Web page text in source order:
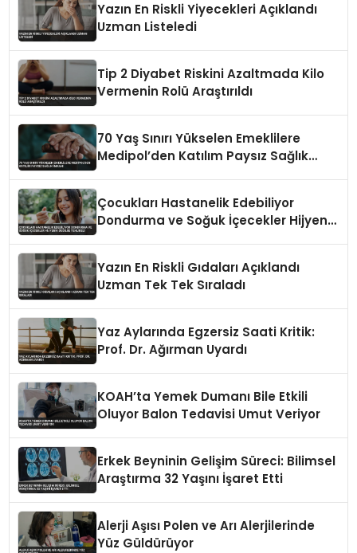
Yazın En Riskli Yiyecekleri Açıklandı
Uzman Listeledi
Tip 2 Diyabet Riskini Azaltmada Kilo
Vermenin Rolü Araştırıldı
70 Yaş Sınırı Yükselen Emeklilere
Medipol’den Katılım Paysız Sağlık
Çocukları Hastanelik Edebiliyor
Dondurma ve Soğuk İçecekler Hijyenik
Yazın En Riskli Gıdaları Açıklandı
Uzman Tek Tek Sıraladı
Yaz Aylarında Egzersiz Saati Kritik:
Prof. Dr. Ağırman Uyardı
KOAH’ta Yemek Dumanı Bile Etkili
Oluyor Balon Tedavisi Umut Veriyor
Erkek Beyninin Gelişim Süreci: Bilimsel
Araştırma 32 Yaşını İşaret Etti
Alerji Aşısı Polen ve Arı Alerjilerinde
Yüz Güldürüyor